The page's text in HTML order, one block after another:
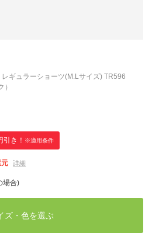
ギュラーショーツ(M.Lサイズ) TR596
引き！ ※適用条件
詳細
場合)
ズ・色を選ぶ